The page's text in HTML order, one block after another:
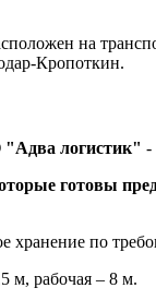
на
Кропоткин.
логистик" -
готовы
хранение по
м, рабочая – 8 м.